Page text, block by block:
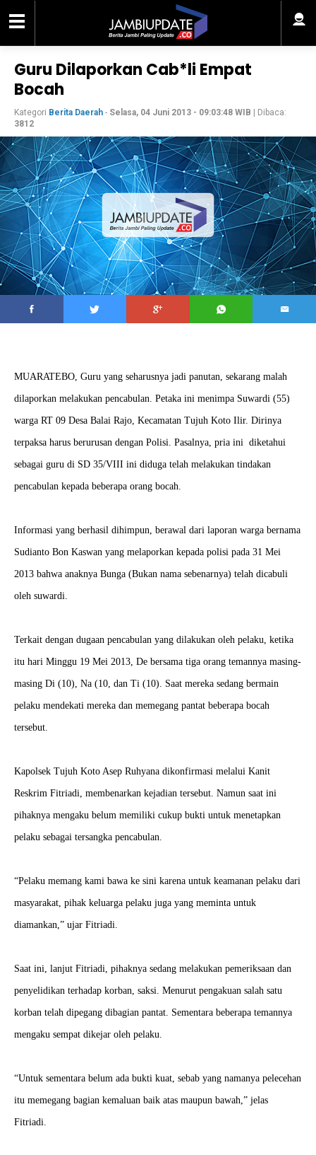
Guru Dilaporkan Cab*li Empat
Bocah
Kategori Berita Daerah - Selasa, 04 Juni 2013 - 09:03:48 WIB | Dibaca:
3812
MUARATEBO, Guru yang seharusnya jadi panutan, sekarang malah
dilaporkan melakukan pencabulan. Petaka ini menimpa Suwardi (55)
warga RT 09 Desa Balai Rajo, Kecamatan Tujuh Koto Ilir. Dirinya
terpaksa harus berurusan dengan Polisi. Pasalnya, pria ini diketahui
sebagai guru di SD 35/VIII ini diduga telah melakukan tindakan
pencabulan kepada beberapa orang bocah.
Informasi yang berhasil dihimpun, berawal dari laporan warga bernama
Sudianto Bon Kaswan yang melaporkan kepada polisi pada 31 Mei
2013 bahwa anaknya Bunga (Bukan nama sebenarnya) telah dicabuli
oleh suwardi.
Terkait dengan dugaan pencabulan yang dilakukan oleh pelaku, ketika
itu hari Minggu 19 Mei 2013, De bersama tiga orang temannya masing-
masing Di (10), Na (10, dan Ti (10). Saat mereka sedang bermain
pelaku mendekati mereka dan memegang pantat beberapa bocah
tersebut.
Kapolsek Tujuh Koto Asep Ruhyana dikonfirmasi melalui Kanit
Reskrim Fitriadi, membenarkan kejadian tersebut. Namun saat ini
pihaknya mengaku belum memiliki cukup bukti untuk menetapkan
pelaku sebagai tersangka pencabulan.
“Pelaku memang kami bawa ke sini karena untuk keamanan pelaku dari
masyarakat, pihak keluarga pelaku juga yang meminta untuk
diamankan,” ujar Fitriadi.
Saat ini, lanjut Fitriadi, pihaknya sedang melakukan pemeriksaan dan
penyelidikan terhadap korban, saksi. Menurut pengakuan salah satu
korban telah dipegang dibagian pantat. Sementara beberapa temannya
mengaku sempat dikejar oleh pelaku.
“Untuk sementara belum ada bukti kuat, sebab yang namanya pelecehan
itu memegang bagian kemaluan baik atas maupun bawah,” jelas
Fitriadi.